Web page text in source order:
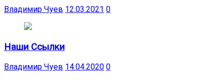
Владимир Чуев 12.03.2021 0
Наши Ссылки
Владимир Чуев 14.04.2020 0